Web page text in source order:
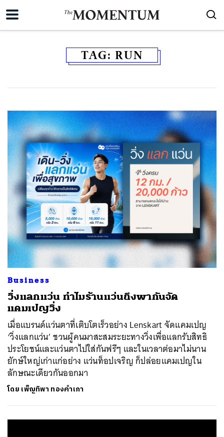
TAG: RUN
Business
วิ่งแลกแว่น ทำไมร้านแว่นถึงพากันจัด
แคมเปญวิ่ง
เมื่อแบรนด์แว่นตาที่เติบโตเร็วอย่าง Lenskart จัดแคมเปญ
‘วิ่งแลกแว่น’ ชวนผู้คนมาสะสมระยะทางวิ่งเพื่อแลกรับสิทธิ
ประโยชน์และแว่นตาไปใส่กันฟรีๆ และในเวลาต่อมาไม่นาน
ยักษ์ใหญ่เก่าแก่อย่าง แว่นท็อปเจริญ ก็ปล่อยแคมเปญใน
ลักษณะเดียวกันออกมา
โดย เพ็ญทิพา ทองคำเภา